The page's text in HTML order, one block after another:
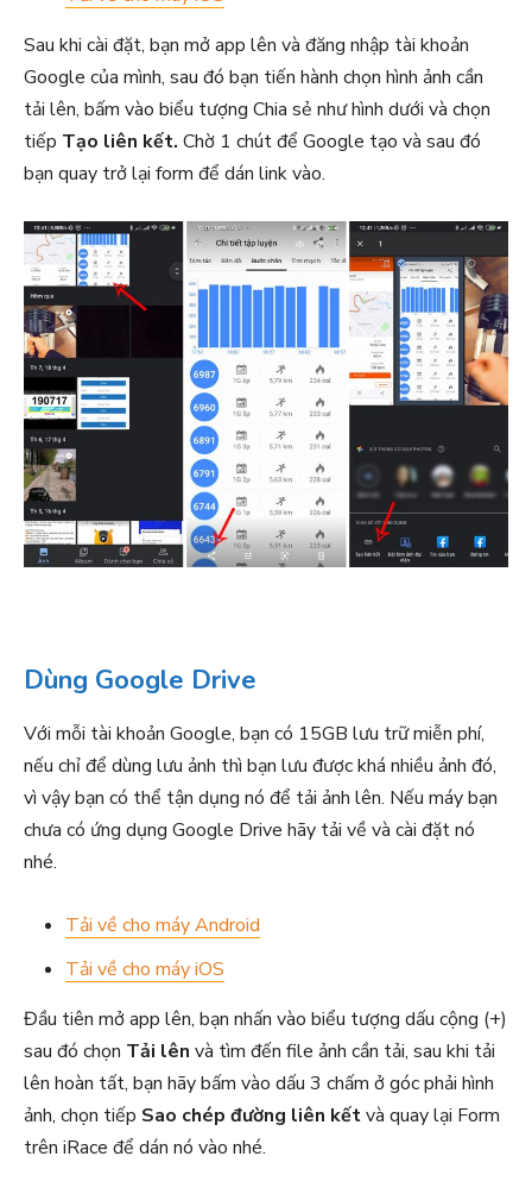
Sau khi cài đặt, bạn mở app lên và đăng nhập tài khoản
Google của mình, sau đó bạn tiến hành chọn hình ảnh cần
tải lên, bấm vào biểu tượng Chia sẻ như hình dưới và chọn
tiếp Tạo liên kết. Chờ 1 chút để Google tạo và sau đó
bạn quay trở lại form để dán link vào.
Dùng Google Drive
Với mỗi tài khoản Google, bạn có 15GB lưu trữ miễn phí,
nếu chỉ để dùng lưu ảnh thì bạn lưu được khá nhiều ảnh đó,
vì vậy bạn có thể tận dụng nó để tải ảnh lên. Nếu máy bạn
chưa có ứng dụng Google Drive hãy tải về và cài đặt nó
nhé.
Tải về cho máy Android
Tải về cho máy iOS
Đầu tiên mở app lên, bạn nhấn vào biểu tượng dấu cộng (+)
sau đó chọn Tải lên và tìm đến file ảnh cần tải, sau khi tải
lên hoàn tất, bạn hãy bấm vào dấu 3 chấm ở góc phải hình
ảnh, chọn tiếp Sao chép đường liên kếtvà quay lại Form
trên iRace để dán nó vào nhé.